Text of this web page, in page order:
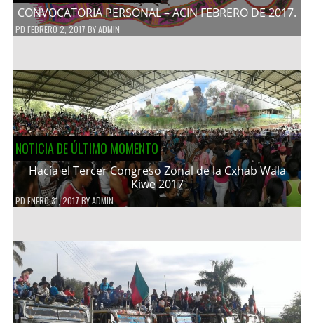
CONVOCATORIA PERSONAL – ACIN FEBRERO DE 2017.
PD FEBRERO 2, 2017 BYADMIN
NOTICIA DE ÚLTIMO MOMENTO
Hacía el Tercer Congreso Zonal de la Cxhab Wala
Kiwe 2017
PDENERO 31, 2017 BYADMIN